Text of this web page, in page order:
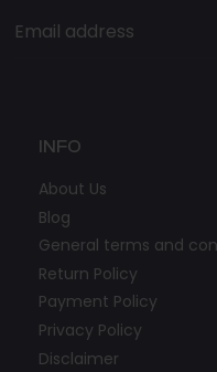
Email address
INFO
About Us
Blog
General terms and
Return Policy
Payment Policy
Privacy Policy
Disclaimer